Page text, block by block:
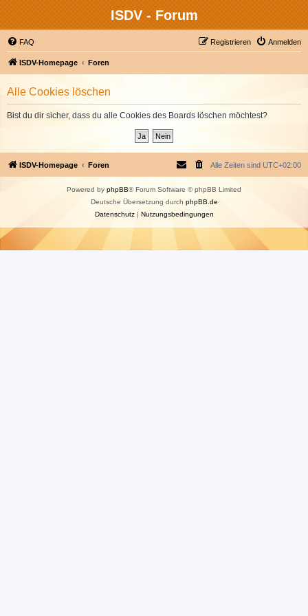
ISDV - Forum
FAQ Anmelden
Registrieren
ISDV-Homepage Foren
Alle Cookies löschen
Bist du dir sicher, dass du alle Cookies des Boards löschen möchtest?
ISDV-Homepage Foren Alle Zeiten sind UTC+02:00
Powered by phpBB® Forum Software © phpBB Limited
Deutsche Übersetzung durch phpBB.de
Datenschutz| Nutzungsbedingungen